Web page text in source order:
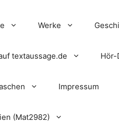
Werke
textaussage.de Hör-
Impressum
(Mat2982)